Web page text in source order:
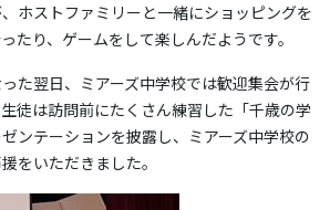
ホストファミリーと一緒にショッピングを
たり、ゲームをして楽しんだようです。
た翌日、ミアーズ中学校では歓迎集会が行
徒は訪問前にたくさん練習した「千歳の学
ンテーションを披露し、ミアーズ中学校の
をいただきました。